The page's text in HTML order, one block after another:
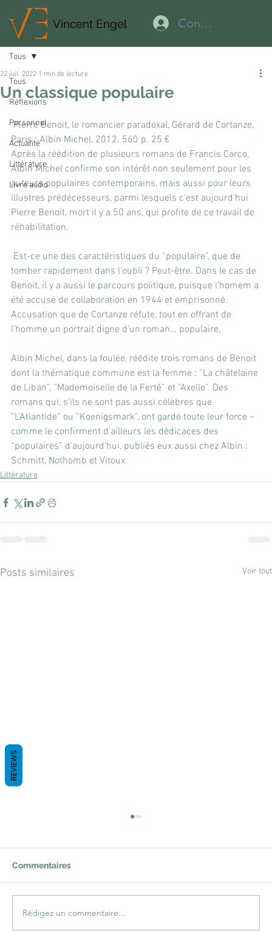
Connexion
Vincent Engel
Tous
Réflexions
Personnel
Actualité
Littérature
Livre audio
Tous
Un classique populaire
22 juil. 2022 1 min de lecture
Pierre Benoit, le romancier paradoxal, Gérard de Cortanze,
Paris : Albin Michel, 2012. 560 p. 25 €
Après la réédition de plusieurs romans de Francis Carco,
Albin Michel confirme son intérêt non seulement pour les
auteurs populaires contemporains, mais aussi pour leurs
illustres prédécesseurs, parmi lesquels c’est aujourd’hui
Pierre Benoit, mort il y a 50 ans, qui profite de ce travail de
réhabilitation.
tomber rapidement dans l’oubli ? Peut-être. Dans le cas de
Benoit, il y a aussi le parcours politique, puisque l’homem a
été accusé de collaboration en 1944 et emprisonné.
Accusation que de Cortanze réfute, tout en offrant de
l’homme un portrait digne d’un roman… populaire.
Albin Michel, dans la foulée, réédite trois romans de Benoit
dont la thématique commune est la femme : “La châtelaine
de Liban”, “Mademoiselle de la Ferté” et “Axelle”. Des
romans qui, s’ils ne sont pas aussi célèbres que
“L’Atlantide” ou “Koenigsmark”, ont gardé toute leur force –
comme le confirment d’ailleurs les dédicaces des
“populaires” d’aujourd’hui, publiés eux aussi chez Albin :
Schmitt, Nothomb et Vitoux.
Littérature
Posts similaires Voir tout
Une belle dose d’hum-ours
Commentaires
Rédigez un commentaire...
REVIEWS